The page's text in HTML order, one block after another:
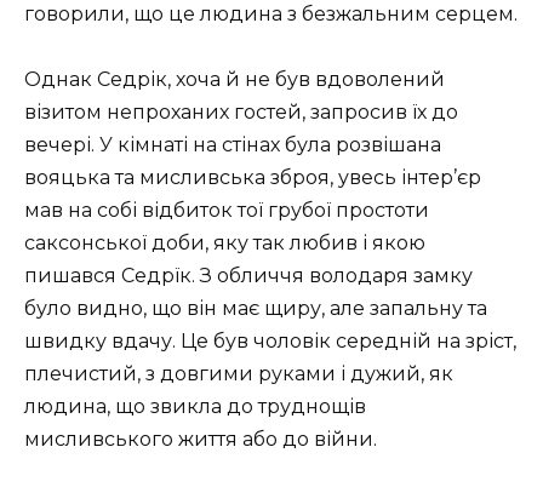
говорили, що це людина з безжальним серцем.
Однак Седрік, хоча й не був вдоволений
візитом непроханих гостей, запросив їх до
вечері. У кімнаті на стінах була розвішана
вояцька та мисливська зброя, увесь інтер’єр
мав на собі відбиток тої грубої простоти
саксонської доби, яку так любив і якою
пишався Седрїк. З обличчя володаря замку
було видно, що він має щиру, але запальну та
швидку вдачу. Це був чоловік середній на зріст,
плечистий, з довгими руками і дужий, як
людина, що звикла до труднощів
мисливського життя або до війни.